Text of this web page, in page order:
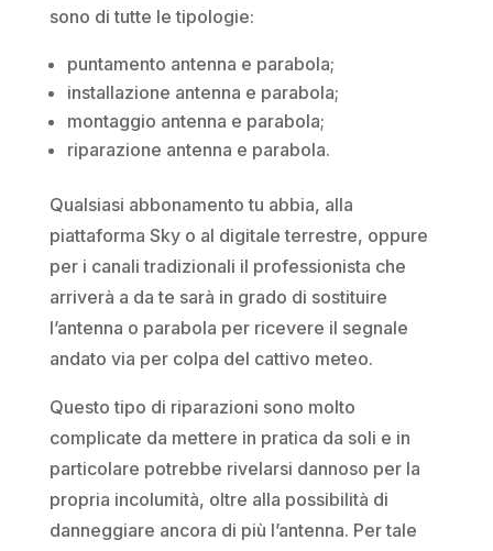
sono di tutte le tipologie:
puntamento antenna e parabola;
installazione antenna e parabola;
montaggio antenna e parabola;
riparazione antenna e parabola.
Qualsiasi abbonamento tu abbia, alla
piattaforma Sky o al digitale terrestre, oppure
per i canali tradizionali il professionista che
arriverà a da te sarà in grado di sostituire
l’antenna o parabola per ricevere il segnale
andato via per colpa del cattivo meteo.
Questo tipo di riparazioni sono molto
complicate da mettere in pratica da soli e in
particolare potrebbe rivelarsi dannoso per la
propria incolumità, oltre alla possibilità di
danneggiare ancora di più l’antenna. Per tale